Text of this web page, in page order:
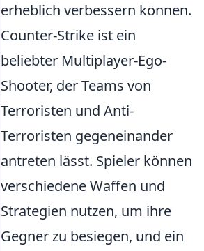
erheblich verbessern können.
Counter-Strike ist ein
beliebter Multiplayer-Ego-
Shooter, der Teams von
Terroristen und Anti-
Terroristen gegeneinander
antreten lässt. Spieler können
verschiedene Waffen und
Strategien nutzen, um ihre
Gegner zu besiegen, und ein